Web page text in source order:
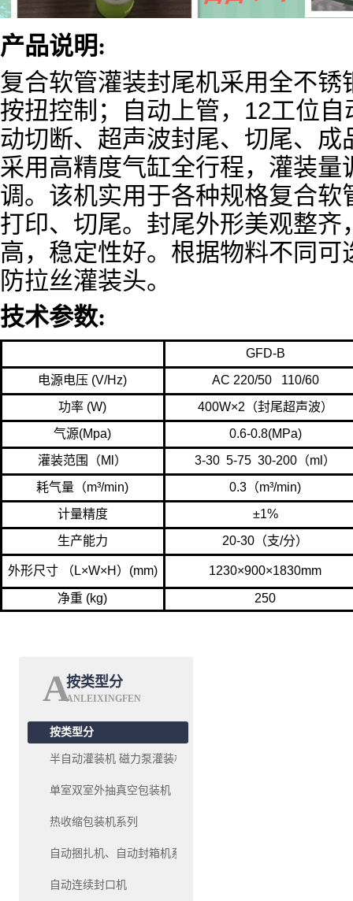
产品说明:
复合软管灌装封尾机采用全不
按扭控制；自动上管， 12工位自
动切断、超声波封尾、切尾、
采用高精度气缸全行程，灌装
调。该机实用于各种规格复合
打印、切尾。封尾外形美观整
高，稳定性好。根据物料不同
防拉丝灌装头。
技术参数:
GFD-B
电源电压 (V/Hz)
AC 220/50 110/60
功率 (W)
400W×2（封尾超声波）
气源(Mpa)
0.6-0.8(MPa)
灌装范围（Ml）
3-30 5-75 30-200（ml）
耗气量（m³/min)
0.3（m³/min)
计量精度
±1%
生产能力
20-30（支/分）
外形尺寸 （L×W×H）(mm) 1230×900×1830mm
净重 (kg) 250
A按类型分
ANLEIXINGFEN
按类型分
半自动灌装机 磁力泵灌装机系列
单室双室外抽真空包装机
热收缩包装机系列
自动捆扎机、自动封箱机系列
自动连续封口机